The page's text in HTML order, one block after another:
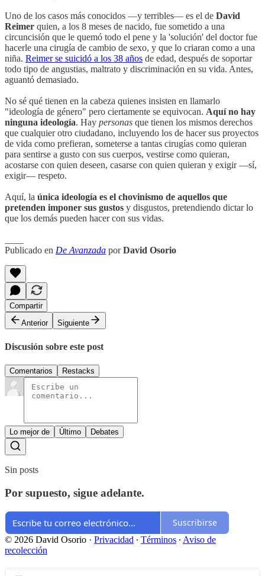
Uno de los casos más conocidos —y terribles— es el de David
Reimer quien, a los 8 meses de nacido, fue sometido a una
circuncisión que le quemó todo el pene y la 'solución' del doctor fue
hacerle una cirugía de cambio de sexo, y que lo criaran como a una
niña. Reimer se suicidó a los 38 años de edad, después de soportar
todo tipo de angustias, maltrato y discriminación en su vida. Antes,
aguantó demasiado.
No sé qué tienen en la cabeza quienes insisten en llamarlo
"ideología de género" pero ciertamente se equivocan. Aquí no hay
ninguna ideología. Hay personas que tienen los mismos derechos
que cualquier otro ciudadano, incluyendo los de hacer sus proyectos
de vida como prefieran, someterse a tantas cirugías como quieran
para sentirse a gusto con sus cuerpos, vestirse como quieran,
acostarse con quien deseen, casarse con quien quieran y exigir —sí,
exigir— respeto.
Aquí, la única ideología es el chovinismo de aquellos que
pretenden imponer sus gustos y disgustos, pretendiendo dictar lo
que los demás pueden hacer con sus vidas.
Publicado en De Avanzada porDavid Osorio
Compartir
Anterior
Siguiente
Discusión sobre este post
Comentarios Restacks
Lo mejor de Último Debates
Sin posts
Por supuesto, sigue adelante.
Suscribirse
© 2026 David Osorio · Privacidad ∙ Términos ∙ Aviso de
recolección